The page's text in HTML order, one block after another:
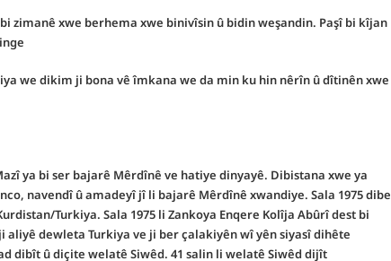
zimanê xwe berhema xwe binivîsin û bidin weşandin. Paşî bi kîjan
we dikim ji bona vê îmkana we da min ku hin nêrîn û dîtinên xwe
ya bi ser bajarê Mêrdînê ve hatiye dinyayê.Dibistana xwe ya
navendî û amadeyî jî li bajarê Mêrdînê xwandiye.Sala 1975 dibe
Turkiya.Sala 1975 li Zankoya Enqere Kolîja Abûrî dest bi
aliyê dewleta Turkiya ve ji ber çalakiyên wî yên siyasî dihête
dibît û diçite welatê Siwêd.41 salin li welatê Siwêd dijît.